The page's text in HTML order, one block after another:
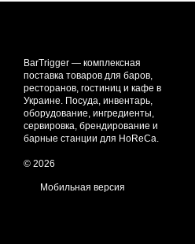
BarTrigger — комплексная
поставка товаров для баров,
ресторанов, гостиниц и кафе в
Украине. Посуда, инвентарь,
оборудование, ингредиенты,
сервировка, брендирование и
барные станции для HoReCa.
© 2026
Мобильная версия